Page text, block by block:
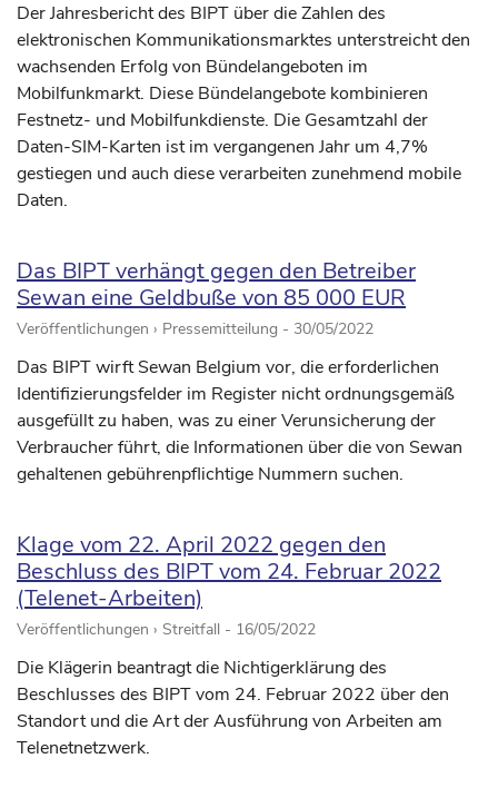
Der Jahresbericht des BIPT über die Zahlen des
elektronischen Kommunikationsmarktes unterstreicht den
wachsenden Erfolg von Bündelangeboten im
Mobilfunkmarkt. Diese Bündelangebote kombinieren
Festnetz- und Mobilfunkdienste. Die Gesamtzahl der
Daten-SIM-Karten ist im vergangenen Jahr um 4,7%
gestiegen und auch diese verarbeiten zunehmend mobile
Daten.
Das BIPT verhängt gegen den Betreiber
Sewan eine Geldbuße von 85 000 EUR
Veröffentlichungen › Pressemitteilung - 30/05/2022
Das BIPT wirft Sewan Belgium vor, die erforderlichen
Identifizierungsfelder im Register nicht ordnungsgemäß
ausgefüllt zu haben, was zu einer Verunsicherung der
Verbraucher führt, die Informationen über die von Sewan
gehaltenen gebührenpflichtige Nummern suchen.
Klage vom 22. April 2022 gegen den
Beschluss des BIPT vom 24. Februar 2022
(Telenet-Arbeiten)
Veröffentlichungen › Streitfall - 16/05/2022
Die Klägerin beantragt die Nichtigerklärung des
Beschlusses des BIPT vom 24. Februar 2022 über den
Standort und die Art der Ausführung von Arbeiten am
Telenetnetzwerk.